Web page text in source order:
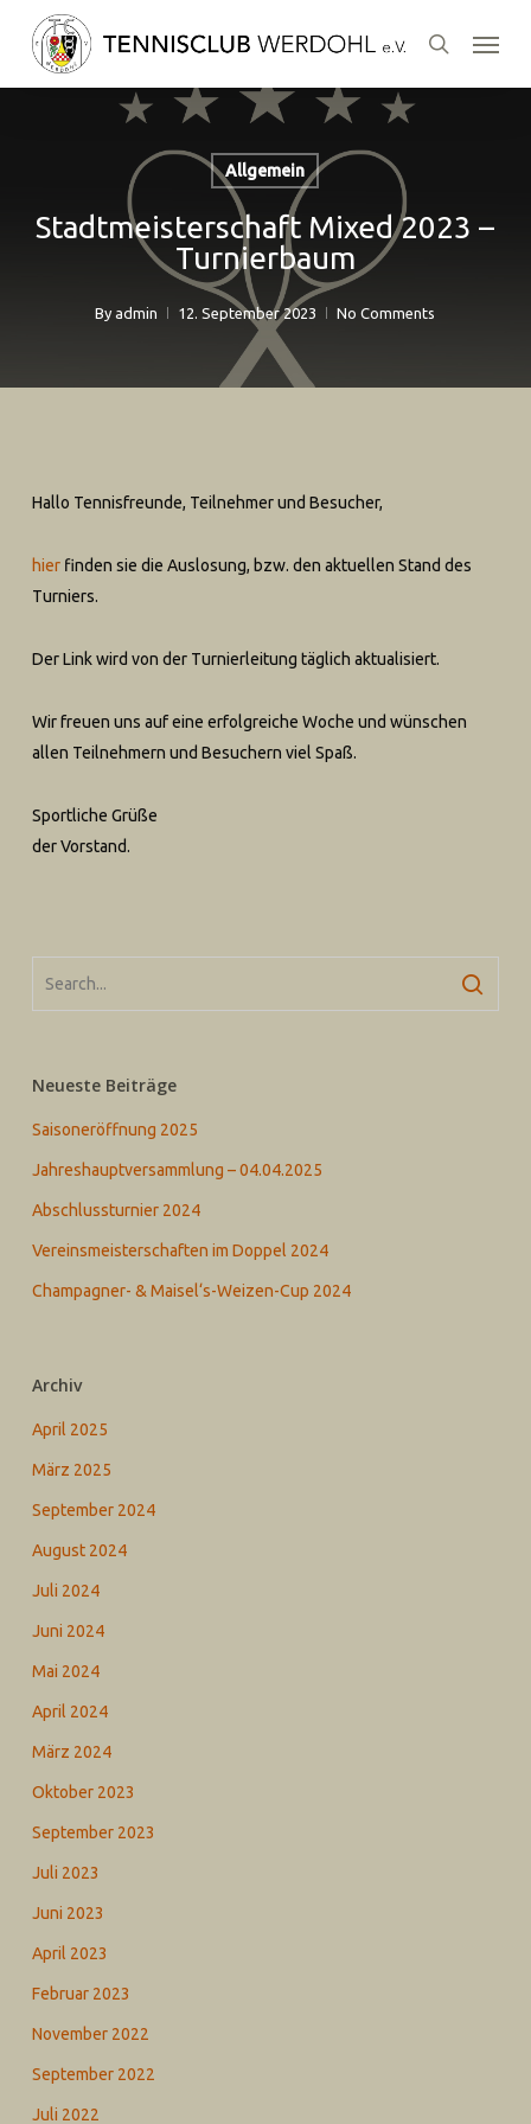
search
Menu
Allgemein
Stadtmeisterschaft Mixed 2023 –
Turnierbaum
By admin 12. September 2023 No Comments
Hallo Tennisfreunde, Teilnehmer und Besucher,
hierfinden sie die Auslosung, bzw. den aktuellen Stand des
Turniers.
Der Link wird von der Turnierleitung täglich aktualisiert.
Wir freuen uns auf eine erfolgreiche Woche und wünschen
allen Teilnehmern und Besuchern viel Spaß.
Sportliche Grüße
der Vorstand.
Neueste Beiträge
Saisoneröffnung 2025
Jahreshauptversammlung – 04.04.2025
Abschlussturnier 2024
Vereinsmeisterschaften im Doppel 2024
Champagner- & Maisel‘s-Weizen-Cup 2024
Archiv
April 2025
März 2025
September 2024
August 2024
Juli 2024
Juni 2024
Mai 2024
April 2024
März 2024
Oktober 2023
September 2023
Juli 2023
Juni 2023
April 2023
Februar 2023
November 2022
September 2022
Juli 2022